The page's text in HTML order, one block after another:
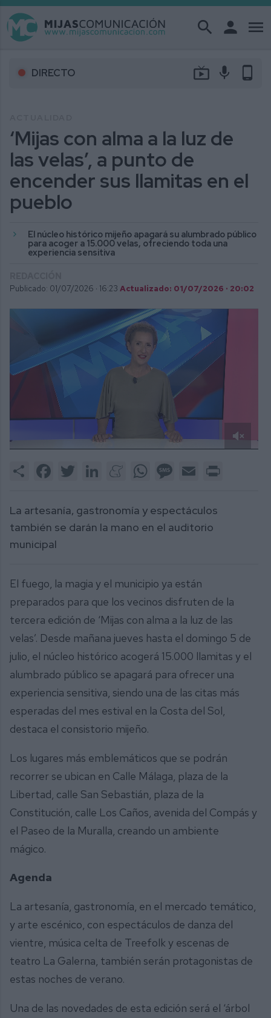
search person menu
DIRECTO live_tv mic phone_android
‘Mijas con alma a la luz de
las velas’, a punto de
encender sus llamitas en el
pueblo
El núcleo histórico mijeño apagará su alumbrado público
para acoger a 15.000 velas, ofreciendo toda una
experiencia sensitiva
Publicado: 01/07/2026 · 16:23 Actualizado: 01/07/2026 · 20:02
1
Share FacebookTwitter LinkedInMeneameWhatsAppMessage
Email
La artesanía, gastronomía y espectáculos
también se darán la mano en el auditorio
municipal
El fuego, la magia y el municipio ya están
preparados para que los vecinos disfruten de la
tercera edición de ‘Mijas con alma a la luz de las
velas’. Desde mañana jueves hasta el domingo 5 de
julio, el núcleo histórico acogerá 15.000 llamitas y el
alumbrado público se apagará para ofrecer una
experiencia sensitiva, siendo una de las citas más
esperadas del mes estival en la Costa del Sol,
destaca el consistorio mijeño.
Los lugares más emblemáticos que se podrán
recorrer se ubican en Calle Málaga, plaza de la
Libertad, calle San Sebastián, plaza de la
Constitución, calle Los Caños, avenida del Compás y
el Paseo de la Muralla, creando un ambiente
mágico.
Agenda
La artesanía, gastronomía, en el mercado temático,
y arte escénico, con espectáculos de danza del
vientre, música celta de Treefolk y escenas de
teatro La Galerna, también serán protagonistas de
estas noches de verano.
Una de las novedades de esta edición será el ‘árbol